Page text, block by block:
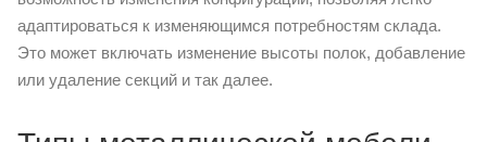
адаптироваться к изменяющимся потребностям склада.
Это может включать изменение высоты полок, добавление
или удаление секций и так далее.